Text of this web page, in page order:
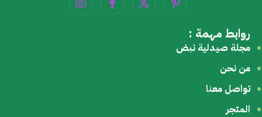
روابط مهمة :
مجلة صيدلية نبض
من نحن
تواصل معنا
المتجر